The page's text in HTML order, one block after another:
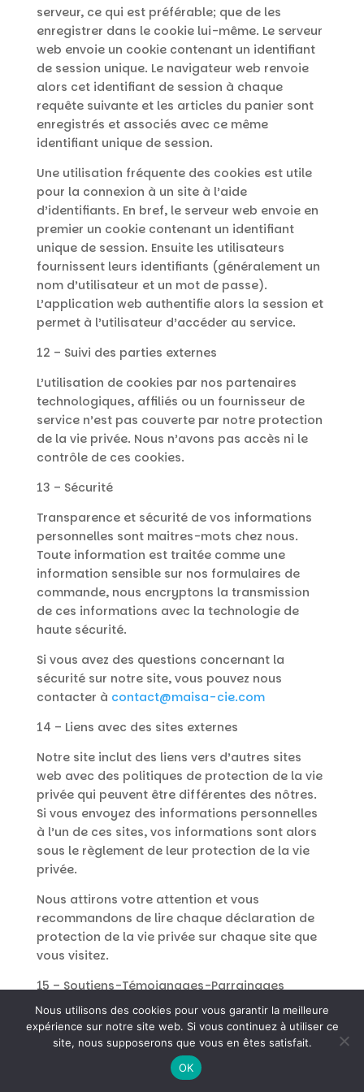
serveur, ce qui est préférable; que de les
enregistrer dans le cookie lui-même. Le serveur
web envoie un cookie contenant un identifiant
de session unique. Le navigateur web renvoie
alors cet identifiant de session à chaque
requête suivante et les articles du panier sont
enregistrés et associés avec ce même
identifiant unique de session.
Une utilisation fréquente des cookies est utile
pour la connexion à un site à l’aide
d’identifiants. En bref, le serveur web envoie en
premier un cookie contenant un identifiant
unique de session. Ensuite les utilisateurs
fournissent leurs identifiants (généralement un
nom d’utilisateur et un mot de passe).
L’application web authentifie alors la session et
permet à l’utilisateur d’accéder au service.
12 – Suivi des parties externes
L’utilisation de cookies par nos partenaires
technologiques, affiliés ou un fournisseur de
service n’est pas couverte par notre protection
de la vie privée. Nous n’avons pas accès ni le
contrôle de ces cookies.
13 – Sécurité
Transparence et sécurité de vos informations
personnelles sont maitres-mots chez nous.
Toute information est traitée comme une
information sensible sur nos formulaires de
commande, nous encryptons la transmission
de ces informations avec la technologie de
haute sécurité.
Si vous avez des questions concernant la
sécurité sur notre site, vous pouvez nous
contacter à contact@maisa-cie.com
14 – Liens avec des sites externes
Notre site inclut des liens vers d’autres sites
web avec des politiques de protection de la vie
privée qui peuvent être différentes des nôtres.
Si vous envoyez des informations personnelles
à l’un de ces sites, vos informations sont alors
sous le règlement de leur protection de la vie
privée.
Nous attirons votre attention et vous
recommandons de lire chaque déclaration de
protection de la vie privée sur chaque site que
vous visitez.
15 – Soutiens-Témoignages-Parrainages
Les Soutiens-Témoignages-Parrainages de
clients sur notre site web sont publiés avec le
consentement des auteurs, rédacteurs. Les
auteurs disposent d’un droit d’accès de retrait
Nous utilisons des cookies pour vous garantir la meilleure
expérience sur notre site web. Si vous continuez à utiliser ce
site, nous supposerons que vous en êtes satisfait.
OK